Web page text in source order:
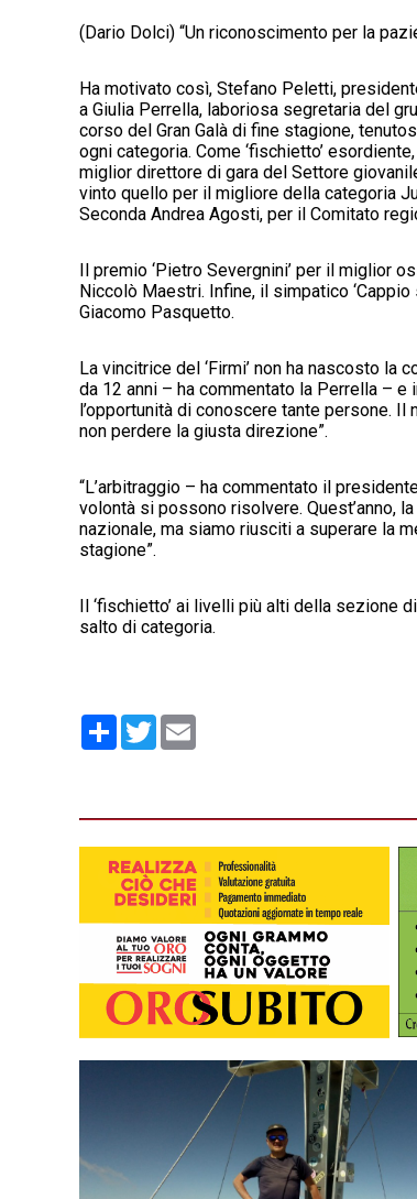
(Dario Dolci) “Un riconoscimento per la
Ha motivato così, Stefano Peletti,
a Giulia Perrella, laboriosa segretaria del
corso del Gran Galà di fine stagione,
ogni categoria. Come ‘fischietto’
miglior direttore di gara del Settore
vinto quello per il migliore della categoria
Seconda Andrea Agosti, per il Comitato
Il premio ‘Pietro Severgnini’ per il miglior
Niccolò Maestri. Infine, il simpatico
Giacomo Pasquetto.
La vincitrice del ‘Firmi’ non ha nascosto
da 12 anni – ha commentato la Perrella –
l’opportunità di conoscere tante persone.
non perdere la giusta direzione”.
“L’arbitraggio – ha commentato il
volontà si possono risolvere. Quest’anno,
nazionale, ma siamo riusciti a superare la
stagione”.
Il ‘fischietto’ ai livelli più alti della sezione
salto di categoria.
Condividi
Twitter